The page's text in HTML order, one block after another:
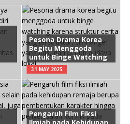
Pesona Drama Korea
Begitu Menggoda
untuk Binge Watching
31 MAY 2025
Pengaruh Film Fiksi